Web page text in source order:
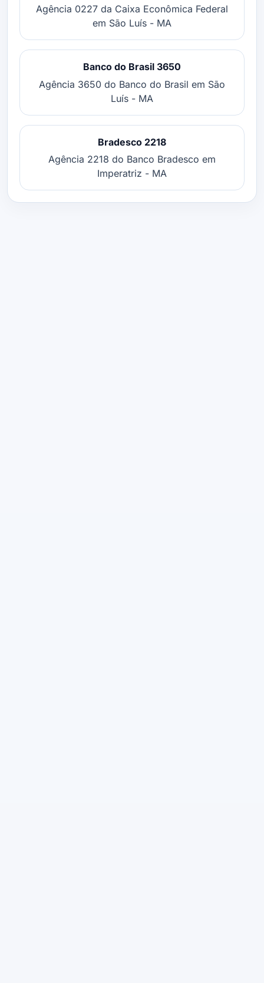
Agência 0227 da Caixa Econômica Federal
em São Luís - MA
Banco do Brasil 3650
Agência 3650 do Banco do Brasil em São
Luís - MA
Bradesco 2218
Agência 2218 do Banco Bradesco em
Imperatriz - MA